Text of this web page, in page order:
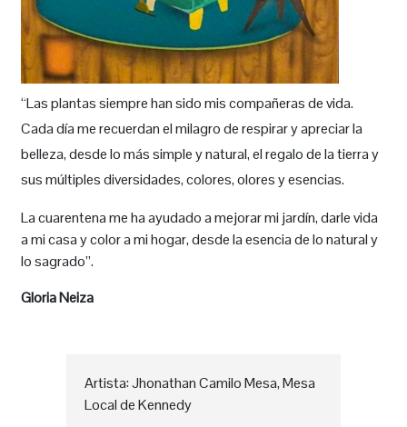
“Las plantas siempre han sido mis compañeras de vida.
Cada día me recuerdan el milagro de respirar y apreciar la
belleza, desde lo más simple y natural, el regalo de la tierra y
sus múltiples diversidades, colores, olores y esencias.
La cuarentena me ha ayudado a mejorar mi jardín, darle vida
a mi casa y color a mi hogar, desde la esencia de lo natural y
lo sagrado”.
Gloria Neiza
Artista: Jhonathan Camilo Mesa, Mesa
Local de Kennedy